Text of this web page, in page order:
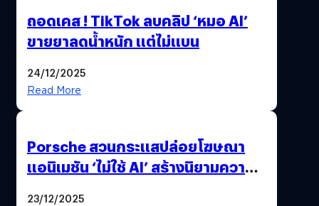
ถอดเคส ! TikTok ลบคลิป ‘หมอ AI’
ขายยาลดน้ำหนัก แต่ไม่แบน
24/12/2025
Read More
Porsche สวนกระแสปล่อยโฆษณา
แอนิเมชัน ‘ไม่ใช้ AI’ สร้างนิยามความ
23/12/2025